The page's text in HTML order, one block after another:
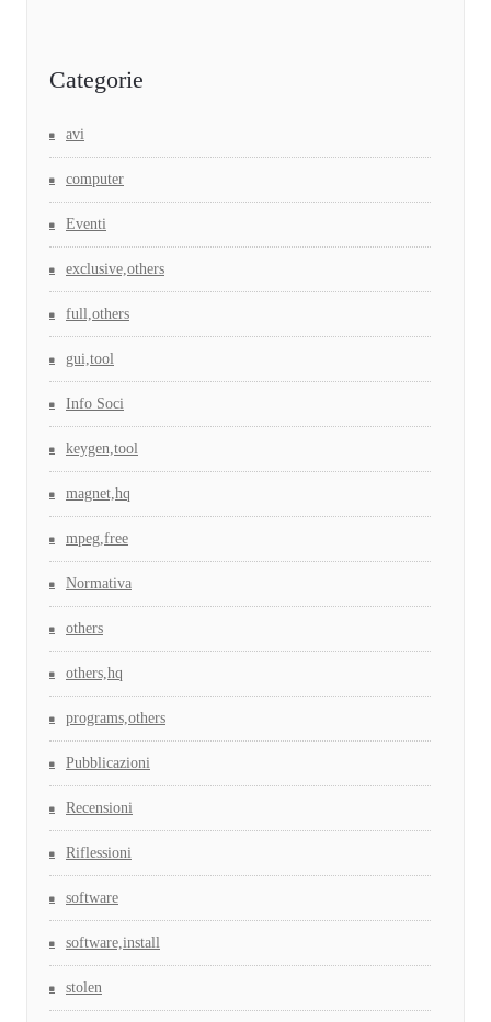
Categorie
avi
computer
Eventi
exclusive,others
full,others
gui,tool
Info Soci
keygen,tool
magnet,hq
mpeg,free
Normativa
others
others,hq
programs,others
Pubblicazioni
Recensioni
Riflessioni
software
software,install
stolen